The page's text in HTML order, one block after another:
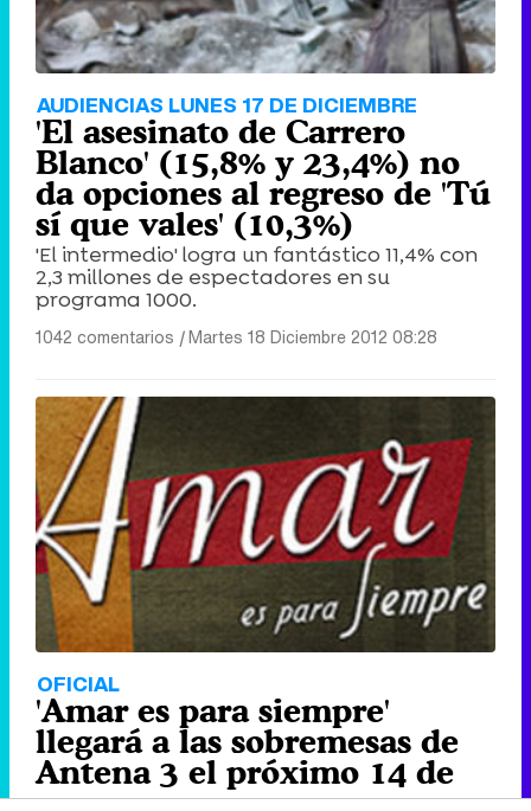
AUDIENCIAS LUNES 17 DE DICIEMBRE
'El asesinato de Carrero
Blanco' (15,8% y 23,4%) no
da opciones al regreso de 'Tú
sí que vales' (10,3%)
'El intermedio' logra un fantástico 11,4% con
2,3 millones de espectadores en su
programa 1000.
1042 comentarios |Martes 18 Diciembre 2012 08:28
OFICIAL
'Amar es para siempre'
llegará a las sobremesas de
Antena 3 el próximo 14 de
enero